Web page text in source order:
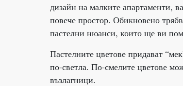
дизайн на малките апартаменти,
повече простор. Обикновено
пастелни нюанси, които ще ви
Пастелните цветове придават
по-светла. По-смелите цветове
възлагници.